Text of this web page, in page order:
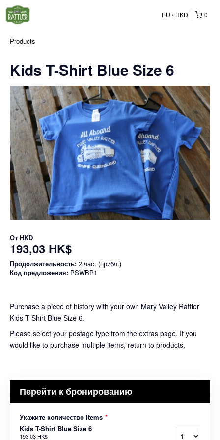
0
RU HKD
Products
Kids T-Shirt Blue Size 6
От HKD
193,03 HK$
Продолжительность: 2 час. (прибл.)
Код предложения: PSWBP1
Purchase a piece of history with your own Mary Valley Rattler
Kids T-Shirt Blue Size 6.
Please select your postage type from the extras page. If you
would like to purchase multiple items, return to products.
Перейти к бронированию
Укажите количество Items *
Kids T-Shirt Blue Size 6
193,03 HK$